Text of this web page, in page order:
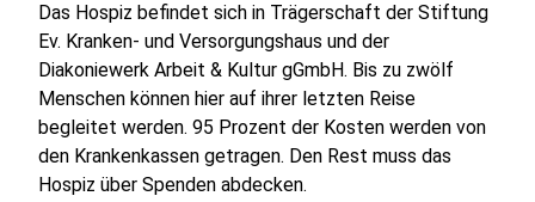
Das Hospiz befindet sich in Trägerschaft der Stiftung
Ev. Kranken- und Versorgungshaus und der
Diakoniewerk Arbeit & Kultur gGmbH. Bis zu zwölf
Menschen können hier auf ihrer letzten Reise
begleitet werden. 95 Prozent der Kosten werden von
den Krankenkassen getragen. Den Rest muss das
Hospiz über Spenden abdecken.